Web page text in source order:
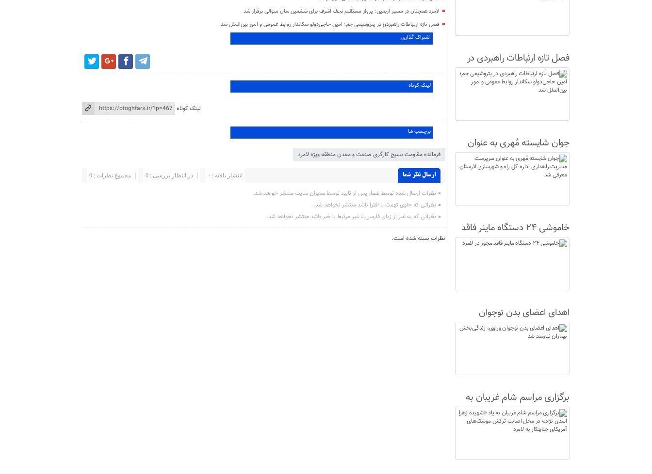
لامرد همچنان در مسیر اربعین؛ پرواز مستقیم نجف اشرف برای ششمین سال متوالی برقرار شد
فصل تازه ارتباطات راهبردی در پتروشیمی جم؛ امین حاجی‌دولو سکاندار روابط عمومی و امور بین‌الملل شد
اشتراک گذاری
لینک کوتاه
لینک کوتاه
برچسب ها
فرمانده مقاومت بسیج کارگری صنعت و معدن منطقه ویژه لامرد
ارسال نظر شما مجموع نظرات : 0 در انتظار بررسی : 0 انتشار یافته : ۰
نظرات ارسال شده توسط شما، پس از تایید توسط مدیران سایت منتشر خواهد شد.
نظراتی که حاوی تهمت یا افترا باشد منتشر نخواهد شد.
نظراتی که به غیر از زبان فارسی یا غیر مرتبط با خبر باشد منتشر نخواهد شد.
نظرات بسته شده است.
فصل تازه ارتباطات راهبردی در
پتروشیمی جم؛ امین حاجی‌دولو
سکاندار روابط عمومی و امور
جوان شایسته مُهری به عنوان
سرپرست مدیریت راهداری اداره
کل راه و شهرسازی لارستان
خاموشی ۲۴ دستگاه ماینر فاقد
مجوز در لامرد
اهدای اعضای بدن نوجوان
وراوی، زندگی‌بخش بیماران
نیازمند شد
برگزاری مراسم شام غریبان به
یاد «شهیده زهرا اسدی نژاد» در
محل اصابت ترکش موشک‌های